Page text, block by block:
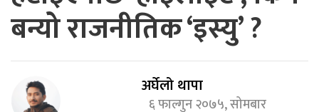
बन्यो राजनीतिक ‘इस्यु’ ?
अर्घेलो थापा
६ फाल्गुन २०७५, सोमबार